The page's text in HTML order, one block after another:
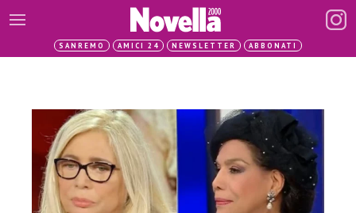
SANREMO AMICI 24 NEWSLETTER ABBONATI